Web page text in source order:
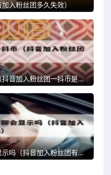
入粉丝团多久失效）
抖音加入粉丝团需要一抖币（抖音加入粉丝团一抖币是什么意思）
抖音粉丝团进去后加群聊会显示吗（抖音加入粉丝团有风险吗安全吗）